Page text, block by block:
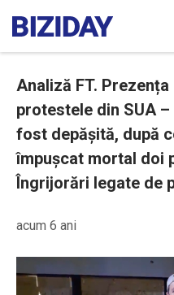
Analiză FT.
protestele din SUA
fost depășită, după
împușcat mortal doi
Îngrijorări legate de
acum 6 ani